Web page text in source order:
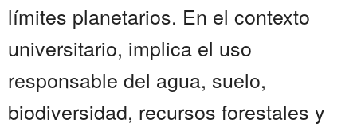
límites planetarios. En el contexto
universitario, implica el uso
responsable del agua, suelo,
biodiversidad, recursos forestales y